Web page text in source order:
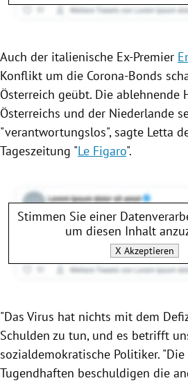
Auch der italienische Ex-Premier
Konflikt um die Corona-Bonds
Österreich geübt. Die ablehnende
Österreichs und der Niederlande
"verantwortungslos", sagte Letta
Tageszeitung "Le Figaro".
Stimmen Sie einer
um diesen Inhalt
X Akzeptieren
"Das Virus hat nichts mit dem
Schulden zu tun, und es betrifft
sozialdemokratische Politiker.
Tugendhaften beschuldigen die